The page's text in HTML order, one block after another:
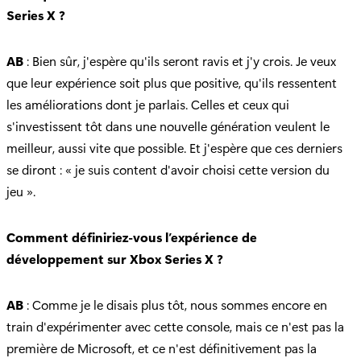
Series X ?
AB : Bien sûr, j'espère qu'ils seront ravis et j'y crois. Je veux
que leur expérience soit plus que positive, qu'ils ressentent
les améliorations dont je parlais. Celles et ceux qui
s'investissent tôt dans une nouvelle génération veulent le
meilleur, aussi vite que possible. Et j'espère que ces derniers
se diront : « je suis content d'avoir choisi cette version du
jeu ».
Comment définiriez-vous l’expérience de
développement sur Xbox Series X ?
AB : Comme je le disais plus tôt, nous sommes encore en
train d'expérimenter avec cette console, mais ce n'est pas la
première de Microsoft, et ce n'est définitivement pas la